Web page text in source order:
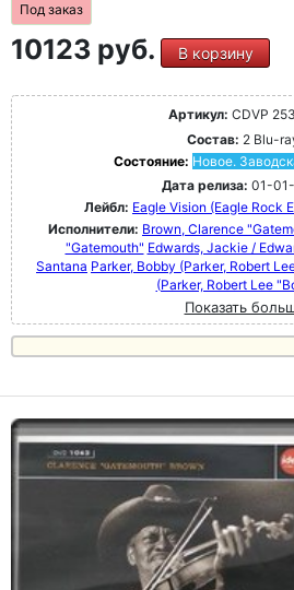
Под заказ
10123 руб. В корзину
Артикул: CDVP
Состав: 2 Blu-
Состояние: Новое.
Дата релиза: 01-
Лейбл: Eagle Vision (Eagle Rock
Исполнители: Brown, Clarence
"Gatemouth" Edwards, Jackie /
Santana Parker, Bobby (Parker, Robert
(Parker, Robert Lee
Показать